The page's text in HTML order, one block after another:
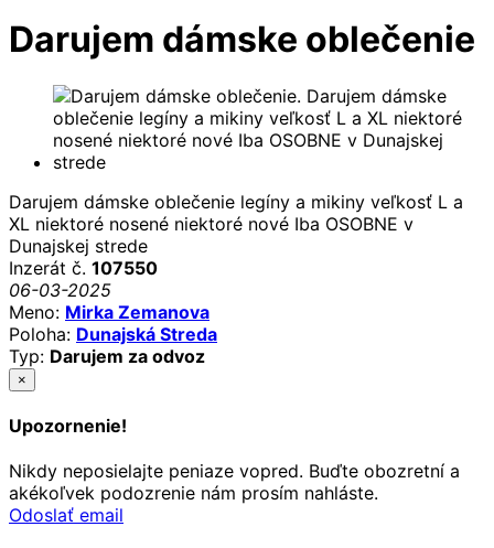
Darujem dámske oblečenie
Darujem dámske oblečenie legíny a mikiny veľkosť L a
XL niektoré nosené niektoré nové Iba OSOBNE v
Dunajskej strede
Inzerát č. 107550
06-03-2025
Meno: Mirka Zemanova
Poloha: Dunajská Streda
Typ: Darujem za odvoz
×
Upozornenie!
Nikdy neposielajte peniaze vopred. Buďte obozretní a
akékoľvek podozrenie nám prosím nahláste.
Odoslať email